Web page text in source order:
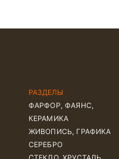
РАЗДЕЛЫ
ФАРФОР, ФАЯНС,
КЕРАМИКА
ЖИВОПИСЬ, ГРАФИКА
СЕРЕБРО